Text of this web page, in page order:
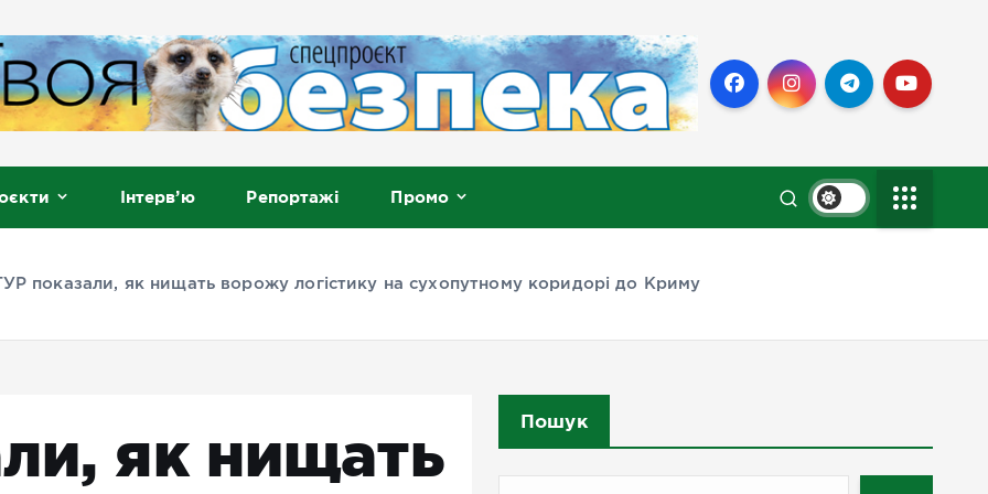
Інтерв’ю Репортажі Промо
показали, як нищать ворожу логістику на сухопутному коридорі до Криму
як нищать
Пошук